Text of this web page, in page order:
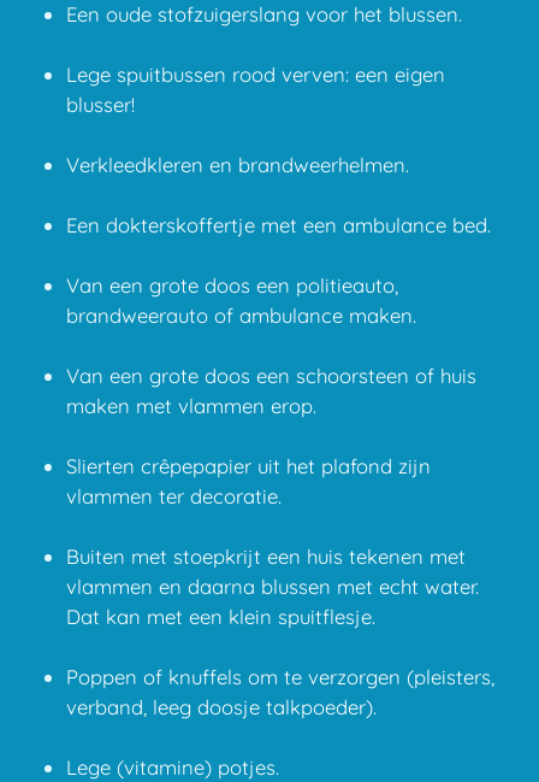
Een oude stofzuigerslang voor het blussen.
Lege spuitbussen rood verven: een eigen
blusser!
Verkleedkleren en brandweerhelmen.
Een dokterskoffertje met een ambulance bed.
Van een grote doos een politieauto,
brandweerauto of ambulance maken.
Van een grote doos een schoorsteen of huis
maken met vlammen erop.
Slierten crêpepapier uit het plafond zijn
vlammen ter decoratie.
Buiten met stoepkrijt een huis tekenen met
vlammen en daarna blussen met echt water.
Dat kan met een klein spuitflesje.
Poppen of knuffels om te verzorgen (pleisters,
verband, leeg doosje talkpoeder).
Lege (vitamine) potjes.